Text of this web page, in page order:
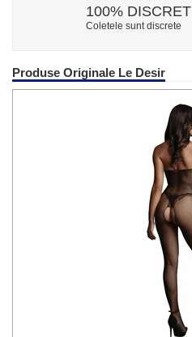
100% DISCRET
Coletele sunt discrete
Produse Originale Le Desir